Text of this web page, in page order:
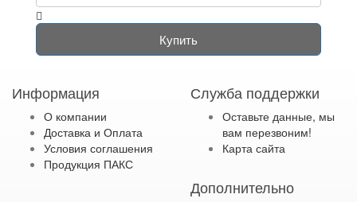
Купить
Информация
О компании
Доставка и Оплата
Условия соглашения
Продукция ПАКС
Служба поддержки
Оставьте данные, мы
вам перезвоним!
Карта сайта
Дополнительно